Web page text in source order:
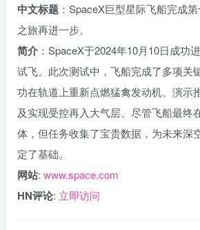
中文标题 ：SpaceX巨型星际飞船完成
之旅再进一步。
简介 ：SpaceX于2024年10月10日成功
试飞。此次测试中，飞船完成了多项关
功在轨道上重新点燃猛禽发动机、演示
及实现受控再入大气层。尽管飞船最终
体，但任务收集了宝贵数据，为未来深
定了基础。
网站: www.space.com
HN评论: 立即访问